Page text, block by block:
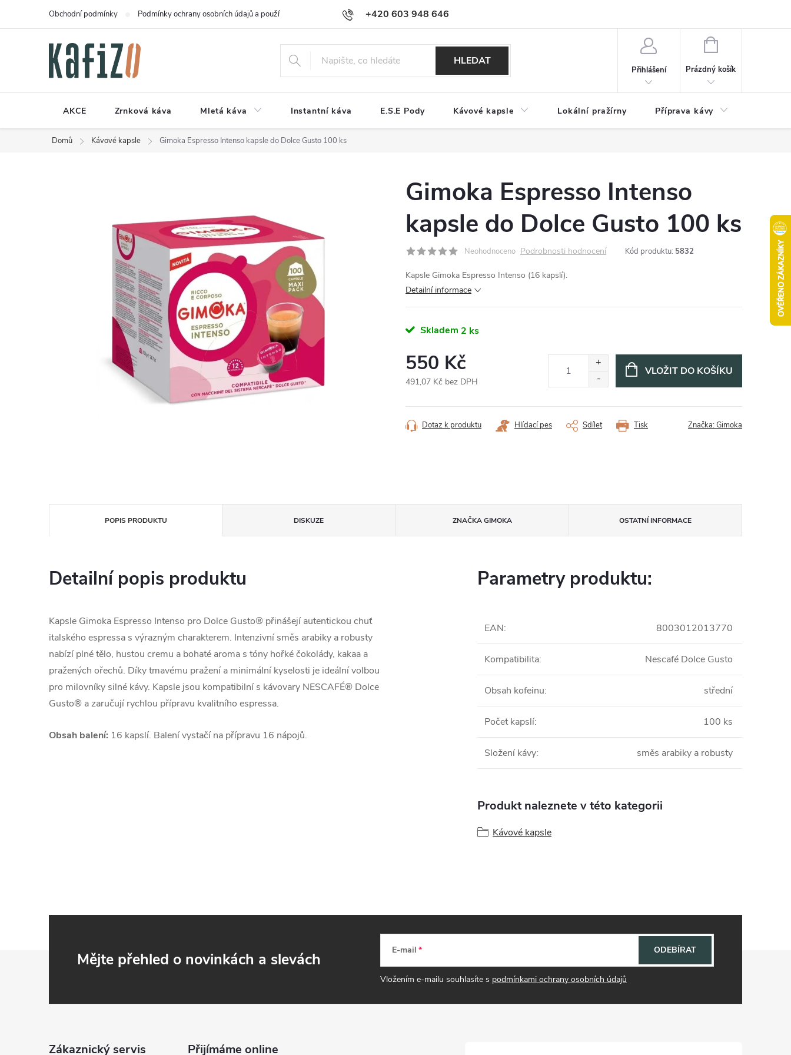
+420 603 948 646
Obchodní podmínky Podmínky ochrany osobních údajů a používání souborů cookies Reklamační řád Jak nakupovat
HLEDAT
Přihlášení
NÁKUPNÍ
Prázdný košík
AKCE Zrnková káva Mletá káva Instantní káva E.S.E Pody Kávové kapsle Lokální pražírny Příprava kávy
Domů Kávové kapsle Gimoka Espresso Intenso kapsle do Dolce Gusto 100 ks
Gimoka Espresso Intenso
kapsle do Dolce Gusto 100 ks
Neohodnoceno Podrobnosti hodnocení Kód produktu: 5832
Kapsle Gimoka Espresso Intenso (16 kapslí).
Detailní informace
Skladem 2 ks
550 Kč
491,07 Kč bez DPH
cena:
VLOŽIT DO KOŠÍKU
Tisk
Dotaz k produktu Hlídací pes Sdílet Značka:Gimoka
POPIS PRODUKTU DISKUZE ZNAČKAGIMOKA OSTATNÍ INFORMACE
Detailní popis produktu
Kapsle Gimoka Espresso Intenso pro Dolce Gusto® přinášejí autentickou chuť
italského espressa s výrazným charakterem. Intenzivní směs arabiky a robusty
nabízí plné tělo, hustou cremu a bohaté aroma s tóny hořké čokolády, kakaa a
pražených ořechů. Díky tmavému pražení a minimální kyselosti je ideální volbou
pro milovníky silné kávy. Kapsle jsou kompatibilní s kávovary NESCAFÉ® Dolce
Gusto® a zaručují rychlou přípravu kvalitního espressa.
Obsah balení: 16 kapslí. Balení vystačí na přípravu 16 nápojů.
Parametry produktu:
EAN: 8003012013770
Kompatibilita: Nescafé Dolce Gusto
Obsah kofeinu: střední
Počet kapslí: 100 ks
Složení kávy: směs arabiky a robusty
Produkt naleznete v této kategorii
Kávové kapsle
Mějte přehled o novinkách a slevách E-mail
Vložením e-mailu souhlasíte s podmínkami ochrany osobních údajů
ODEBÍRAT
Zákaznický servis Přijímáme online